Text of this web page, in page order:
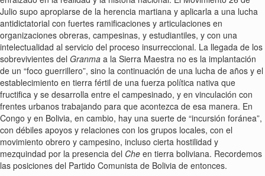
Julio supo apropiarse de la herencia martiana y aplicarla a una lucha
antidictatorial con fuertes ramificaciones y articulaciones en
organizaciones obreras, campesinas, y estudiantiles, y con una
intelectualidad al servicio del proceso insurreccional. La llegada de los
sobrevivientes del Granma a la Sierra Maestra no es la implantación
de un foco guerrillero , sino la continuación de una lucha de años y el
establecimiento en tierra fértil de una fuerza política nativa que
fructifica y se desarrolla entre el campesinado, y en vinculación con
frentes urbanos trabajando para que acontezca de esa manera. En
Congo y en Bolivia, en cambio, hay una suerte de incursión foránea ,
con débiles apoyos y relaciones con los grupos locales, con el
movimiento obrero y campesino, incluso cierta hostilidad y
mezquindad por la presencia del Che en tierra boliviana. Recordemos
las posiciones del Partido Comunista de Bolivia de entonces.